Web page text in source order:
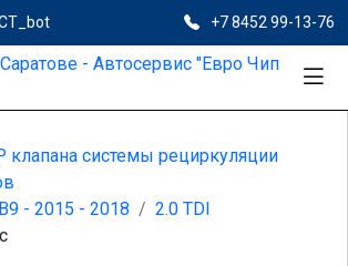
+7 8452 99-13-76
клапана системы рециркуляции
B9 - 2015 - 2018
2.0 TDI